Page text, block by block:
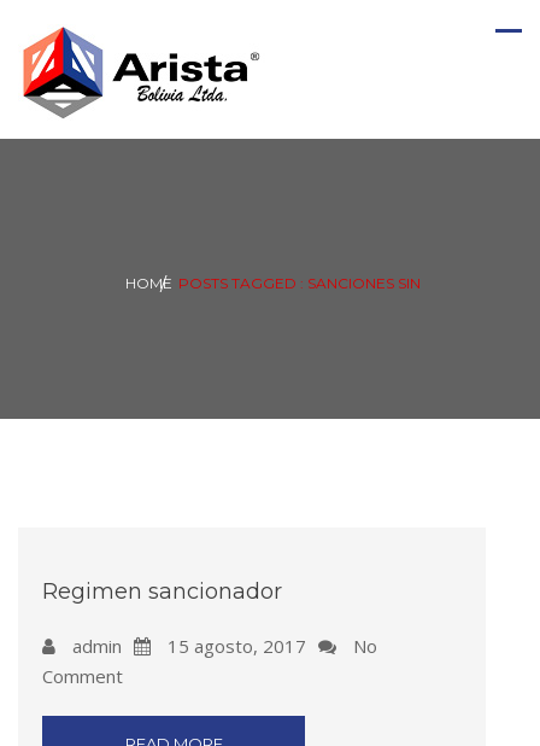
HOME POSTS TAGGED : SANCIONES SIN
Regimen sancionador
admin 15 agosto, 2017
No
Comment